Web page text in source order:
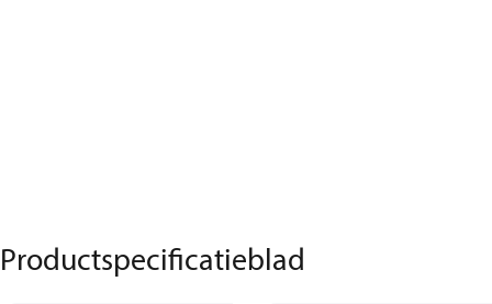
Productspecificatieblad